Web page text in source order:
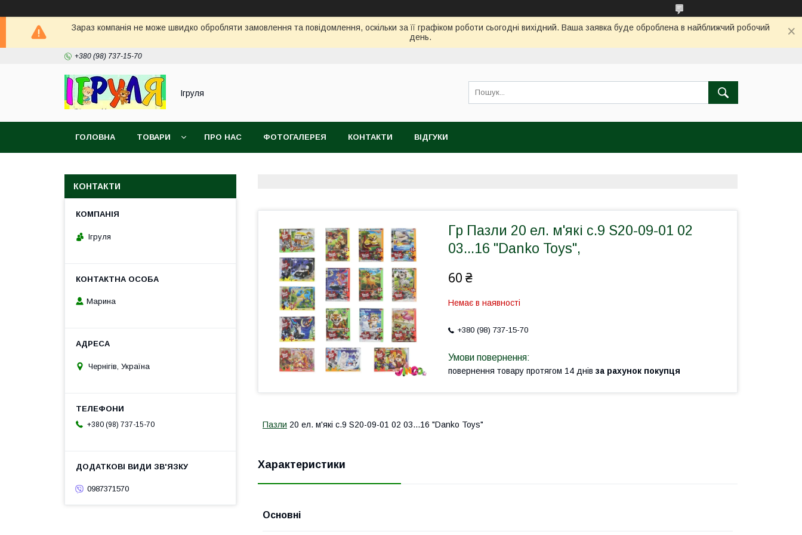
Зараз компанія не може швидко обробляти замовлення та повідомлення, оскільки за її графіком роботи сьогодні вихідний. Ваша заявка буде оброблена в найближчий робочий
день.
+380 (98) 737-15-70
Ігруля
ГОЛОВНА ТОВАРИ ПРО НАС ФОТОГАЛЕРЕЯ КОНТАКТИ ВІДГУКИ
Гр Пазли 20 ел. м'які с.9 S20-09-01 02
03...16 "Danko Toys",
60 ₴
Немає в наявності
+380 (98) 737-15-70
повернення товару протягом 14 днів за рахунок покупця
Пазли 20 ел. м'які с.9 S20-09-01 02 03...16 "Danko Toys"
Характеристики
Основні
КОНТАКТИ
Ігруля
Марина
Чернігів, Україна
+380 (98) 737-15-70
0987371570